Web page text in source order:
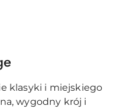
klasyki i miejskiego
wygodny krój i